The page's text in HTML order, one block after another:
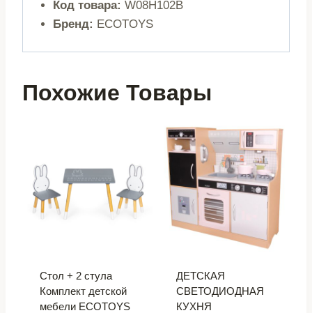
Код товара: W08H102B
Бренд: ECOTOYS
Похожие Товары
Стол + 2 стула
Комплект детской
мебели ECOTOYS
ДЕТСКАЯ
СВЕТОДИОДНАЯ
КУХНЯ